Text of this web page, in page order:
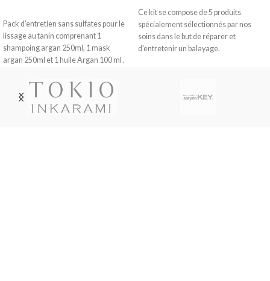
Pack d'entretien sans sulfates pour le
lissage au tanin comprenant 1
shampoing argan 250ml, 1 mask
argan 250ml et 1 huile Argan 100 ml .
Ce kit se compose de 5 produits
spécialement sélectionnés par nos
soins dans le but de réparer et
d'entretenir un balayage.